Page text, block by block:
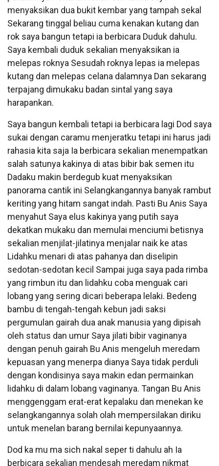
menyaksikan dua bukit kembar yang tampah sekal
Sekarang tinggal beliau cuma kenakan kutang dan
rok saya bangun tetapi ia berbicara Duduk dahulu.
Saya kembali duduk sekalian menyaksikan ia
melepas roknya Sesudah roknya lepas ia melepas
kutang dan melepas celana dalamnya Dan sekarang
terpajang dimukaku badan sintal yang saya
harapankan.
Saya bangun kembali tetapi ia berbicara lagi Dod saya
sukai dengan caramu menjeratku tetapi ini harus jadi
rahasia kita saja Ia berbicara sekalian menempatkan
salah satunya kakinya di atas bibir bak semen itu
Dadaku makin berdegub kuat menyaksikan
panorama cantik ini Selangkangannya banyak rambut
keriting yang hitam sangat indah. Pasti Bu Anis Saya
menyahut Saya elus kakinya yang putih saya
dekatkan mukaku dan memulai menciumi betisnya
sekalian menjilat-jilatinya menjalar naik ke atas
Lidahku menari di atas pahanya dan diselipin
sedotan-sedotan kecil Sampai juga saya pada rimba
yang rimbun itu dan lidahku coba menguak cari
lobang yang sering dicari beberapa lelaki. Bedeng
bambu di tengah-tengah kebun jadi saksi
pergumulan gairah dua anak manusia yang dipisah
oleh status dan umur Saya jilati bibir vaginanya
dengan penuh gairah Bu Anis mengeluh meredam
kepuasan yang menerpa dianya Saya tidak perduli
dengan kondisinya saya makin edan permainkan
lidahku di dalam lobang vaginanya. Tangan Bu Anis
menggenggam erat-erat kepalaku dan menekan ke
selangkangannya solah olah mempersilakan diriku
untuk menelan barang bernilai kepunyaannya.
Dod ka mu ma sich nakal seper ti dahulu ah Ia
berbicara sekalian mendesah meredam nikmat